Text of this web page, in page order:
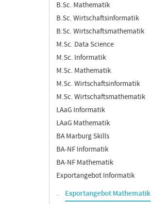
B.Sc. Mathematik
B.Sc. Wirtschaftsinformatik
B.Sc. Wirtschaftsmathematik
M.Sc. Data Science
M.Sc. Informatik
M.Sc. Mathematik
M.Sc. Wirtschaftsinformatik
M.Sc. Wirtschaftsmathematik
LAaG Informatik
LAaG Mathematik
BA Marburg Skills
BA-NF Informatik
BA-NF Mathematik
Exportangebot Informatik
Exportangebot Mathematik